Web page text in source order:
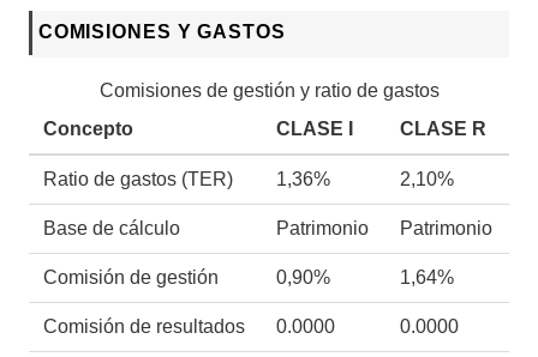
COMISIONES Y GASTOS
Comisiones de gestión y ratio de gastos
Concepto
CLASE I CLASE R
Ratio de gastos (TER) 1,36% 2,10%
Base de cálculo Patrimonio Patrimonio
Comisión de gestión 0,90% 1,64%
Comisión de resultados 0.0000 0.0000